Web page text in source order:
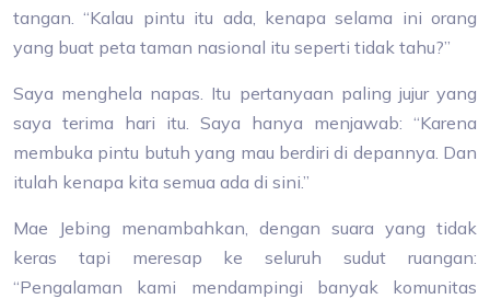
tangan. “Kalau pintu itu ada, kenapa selama ini orang
yang buat peta taman nasional itu seperti tidak tahu?”
Saya menghela napas. Itu pertanyaan paling jujur yang
saya terima hari itu. Saya hanya menjawab: “Karena
membuka pintu butuh yang mau berdiri di depannya. Dan
itulah kenapa kita semua ada di sini.”
Mae Jebing menambahkan, dengan suara yang tidak
keras tapi meresap ke seluruh sudut ruangan:
“Pengalaman kami mendampingi banyak komunitas